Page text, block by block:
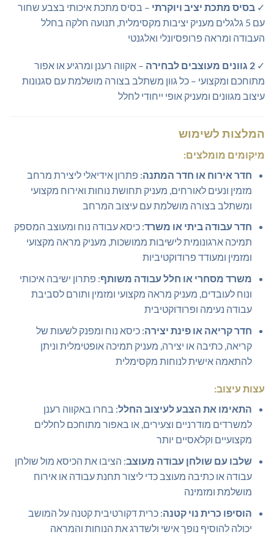
✓ בסיס מתכת יציב ויוקרתי – בסיס מתכת איכותי בצבע שחור
עם 5 גלגלים מעניק יציבות מקסימלית, תנועה חלקה בחלל
העבודה ומראה פרופסיונלי ואלגנטי
✓ 2 גוונים מעוצבים לבחירה
– אקווה רענן ומרגיע או אפור
מתוחכם ומקצועי – כל גוון משתלב בצורה מושלמת עם סגנונות
עיצוב מגוונים ומעניק אופי ייחודי לחלל
המלצות לשימוש
מיקומים מומלצים:
חדר אירוח או חדר המתנה: פתרון אידיאלי ליצירת מרחב
מזמין ונעים לאורחים, מעניק תחושת נוחות ואירוח מקצועי
ומשתלב בצורה מושלמת עם עיצוב המרחב
חדר עבודה ביתי או משרד: כיסא עבודה נוח ומעוצב המספק
תמיכה ארגונומית לישיבות ממושכות, מעניק מראה מקצועי
ומזמין ומעודד פרודוקטיביות
משרד מסחרי או חלל עבודה משותף: פתרון ישיבה איכותי
ונוח לעובדים, מעניק מראה מקצועי ומזמין ותורם לסביבת
עבודה נעימה ופרודוקטיבית
חדר קריאה או פינת יצירה: כיסא נוח ומפנק לשעות של
קריאה, כתיבה או יצירה, מעניק תמיכה אופטימלית וניתן
להתאמה אישית לנוחות מקסימלית
עצות עיצוב:
התאימו את הצבע לעיצוב החלל: בחרו באקווה רענן
למשרדים מודרניים וצעירים, או באפור מתוחכם לחללים
מקצועיים וקלאסיים יותר
שלבו עם שולחן עבודה מעוצב: הציבו את הכיסא מול שולחן
עבודה או כתיבה מעוצב כדי ליצור תחנת עבודה או אירוח
מושלמת ומזמינה
הוסיפו כרית נוי קטנה: כרית דקורטיבית קטנה על המושב
יכולה להוסיף נופך אישי ולשדרג את הנוחות והמראה